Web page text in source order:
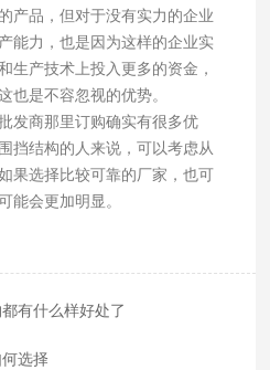
产品，但对于没有实力的企业
能力，也是因为这样的企业实
生产技术上投入更多的资金，
也是不容忽视的优势。
发商那里订购确实有很多优
挡结构的人来说，可以考虑从
果选择比较可靠的厂家，也可
能会更加明显。
有什么样好处了
选择